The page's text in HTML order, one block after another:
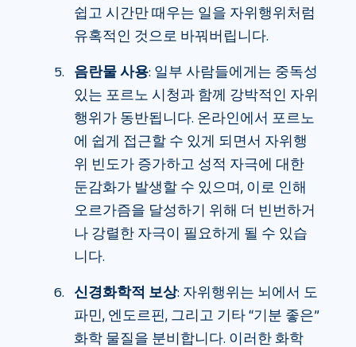
쉽고 시간만 때우는 일을 자위행위처럼
유혹적인 것으로 바꿔버립니다.
음란물 사용: 일부 사람들에게는 중독성
있는 포르노 시청과 함께 강박적인 자위
행위가 동반됩니다. 온라인에서 포르노
에 쉽게 접근할 수 있게 되면서 자위행
위 빈도가 증가하고 성적 자극에 대한
둔감화가 발생할 수 있으며, 이로 인해
오르가즘을 달성하기 위해 더 빈번하거
나 강렬한 자극이 필요하게 될 수 있습
니다.
신경화학적 보상: 자위행위는 뇌에서 도
파민, 엔도르핀, 그리고 기타 “기분 좋은”
화학 물질을 분비합니다. 이러한 화학